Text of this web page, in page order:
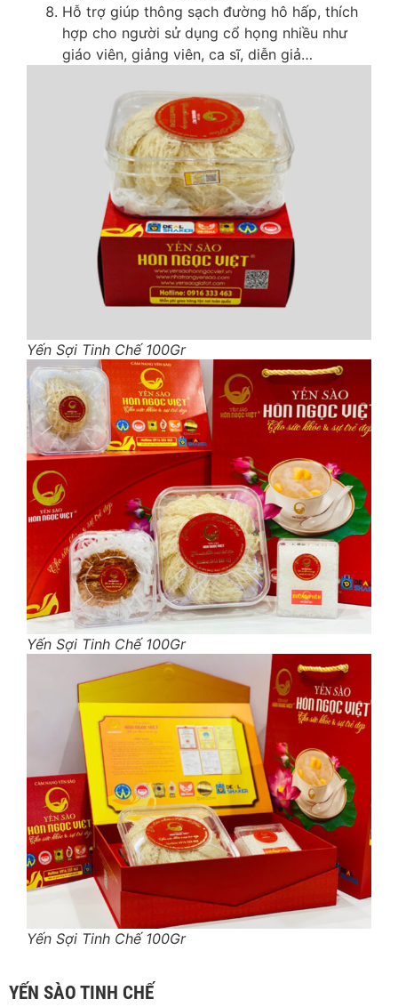
Hỗ trợ giúp thông sạch đường hô hấp, thích
hợp cho người sử dụng cổ họng nhiều như
giáo viên, giảng viên, ca sĩ, diễn giả…
Yến Sợi Tinh Chế 100Gr
Yến Sợi Tinh Chế 100Gr
Yến Sợi Tinh Chế 100Gr
YẾN SÀO TINH CHẾ